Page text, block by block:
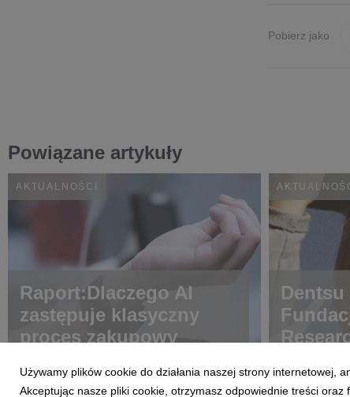
Pobierz jako
Powiązane artykuły
AKTUALNOŚCI
Raport:Dlaczego AI
zastępuje klasyczny
proces zakupowy
Dentsu
Używamy plików cookie do działania naszej strony internetowej,
Akceptując nasze pliki cookie, otrzymasz odpowiednie treści